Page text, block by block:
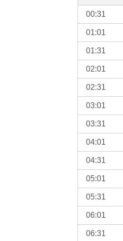
00:31
01:01
01:31
02:01
02:31
03:01
03:31
04:01
04:31
05:01
05:31
06:01
06:31